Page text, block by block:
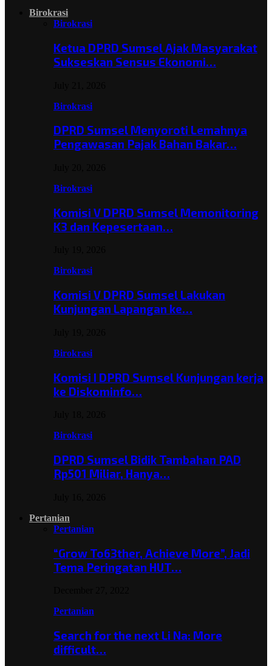
Birokrasi
Birokrasi
Ketua DPRD Sumsel Ajak Masyarakat
Sukseskan Sensus Ekonomi…
Birokrasi
DPRD Sumsel Menyoroti Lemahnya
Pengawasan Pajak Bahan Bakar…
Birokrasi
Komisi V DPRD Sumsel Memonitoring
K3 dan Kepesertaan…
Birokrasi
Komisi V DPRD Sumsel Lakukan
Kunjungan Lapangan ke…
Birokrasi
Komisi I DPRD Sumsel Kunjungan kerja
ke Diskominfo…
Birokrasi
DPRD Sumsel Bidik Tambahan PAD
Rp501 Miliar, Hanya…
Pertanian
Pertanian
“Grow To63ther, Achieve More”, Jadi
Tema Peringatan HUT…
Pertanian
Search for the next Li Na: More
difficult…